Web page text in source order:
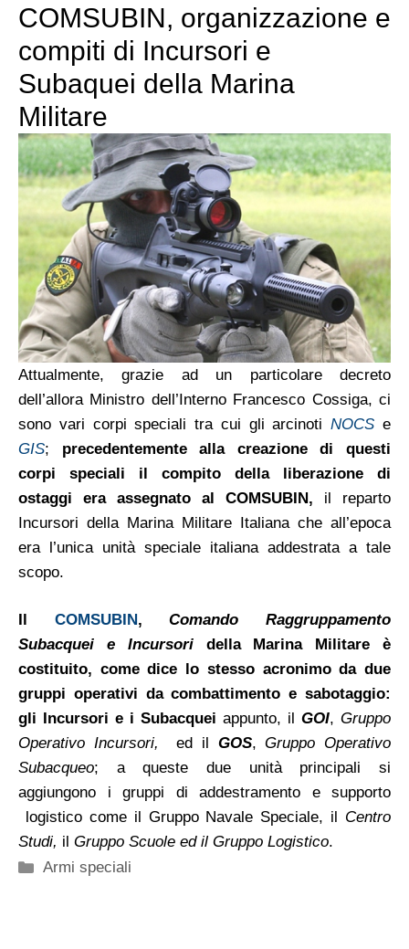
COMSUBIN, organizzazione e
compiti di Incursori e
Subaquei della Marina
Militare
Attualmente, grazie ad un particolare decreto
dell’allora Ministro dell’Interno Francesco Cossiga, ci
sono vari corpi speciali tra cui gli arcinotiNOCS e
GIS; precedentemente alla creazione di questi
corpi speciali il compito della liberazione di
ostaggi era assegnato al COMSUBIN, il reparto
Incursori della Marina Militare Italiana che all’epoca
era l’unica unità speciale italiana addestrata a tale
scopo.
COMSUBIN ,Comando Raggruppamento
Subacquei e Incursoridella Marina Militare è
costituito, come dice lo stesso acronimo da due
gruppi operativi da combattimento e sabotaggio:
gli Incursori e i Subacquei appunto, il GOI, Gruppo
Operativo Incursori,
ed il GOS,Gruppo Operativo
Subacqueo; a queste due unità principali si
aggiungono i gruppi di addestramento e supporto
logistico come il Gruppo Navale Speciale, il Centro
Studi, il Gruppo Scuole ed il Gruppo Logistico.
Categorie
Armi speciali